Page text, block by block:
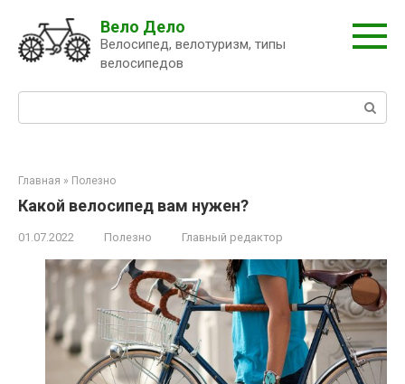
контенту
Вело Дело
Велосипед, велотуризм, типы
велосипедов
Главная » Полезно
Какой велосипед вам нужен?
01.07.2022 Полезно Главный редактор